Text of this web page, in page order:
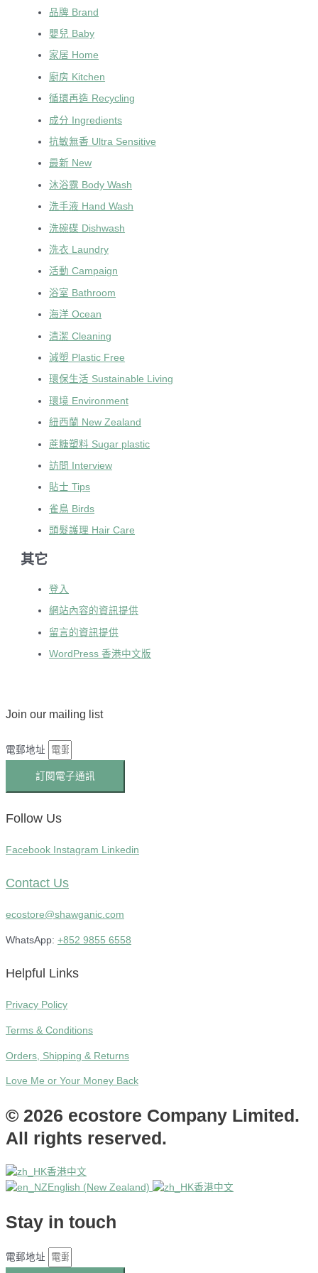
品牌 Brand
嬰兒 Baby
家居 Home
廚房 Kitchen
循環再造 Recycling
成分 Ingredients
抗敏無香 Ultra Sensitive
最新 New
沐浴露 Body Wash
洗手液 Hand Wash
洗碗碟 Dishwash
洗衣 Laundry
活動 Campaign
浴室 Bathroom
海洋 Ocean
清潔 Cleaning
減塑 Plastic Free
環保生活 Sustainable Living
環境 Environment
紐西蘭 New Zealand
蔗糖塑料 Sugar plastic
訪問 Interview
貼士 Tips
雀鳥 Birds
頭髮護理 Hair Care
其它
登入
網站內容的資訊提供
留言的資訊提供
WordPress 香港中文版
Join our mailing list
電郵地址
訂閱電子通訊
Follow Us
Facebook Instagram Linkedin
Contact Us
ecostore@shawganic.com
WhatsApp: +852 9855 6558
Helpful Links
Privacy Policy
Terms & Conditions
Orders, Shipping & Returns
Love Me or Your Money Back
© 2026 ecostore Company Limited.
All rights reserved.
香港中文
English (New Zealand)
香港中文
Stay in touch
電郵地址